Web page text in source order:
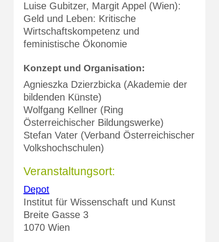
Luise Gubitzer, Margit Appel (Wien):
Geld und Leben: Kritische
Wirtschaftskompetenz und
feministische Ökonomie
Konzept und Organisation:
Agnieszka Dzierzbicka (Akademie der
bildenden Künste)
Wolfgang Kellner (Ring
Österreichischer Bildungswerke)
Stefan Vater (Verband Österreichischer
Volkshochschulen)
Veranstaltungsort:
Depot
Institut für Wissenschaft und Kunst
Breite Gasse 3
1070 Wien